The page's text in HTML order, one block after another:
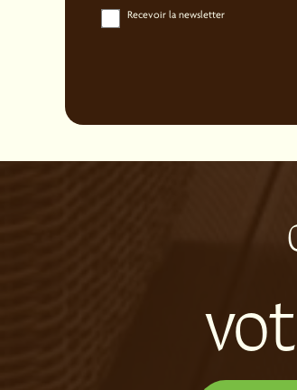
Recevoir la newsletter